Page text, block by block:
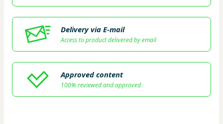
Delivery via E-mail
Access to product delivered by email
Approved content
100% reviewed and approved